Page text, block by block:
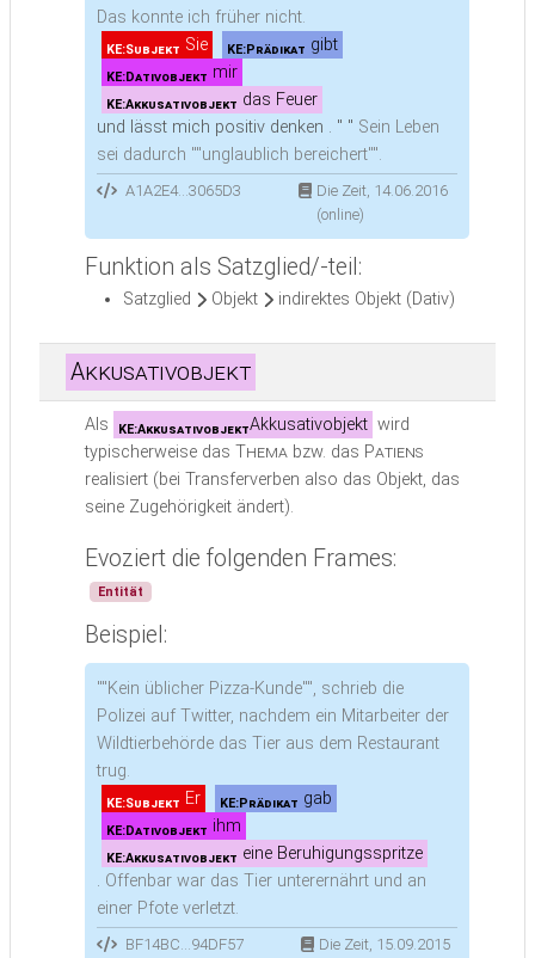
Das konnte ich früher nicht.
KE:Subjekt Sie KE:Prädikat gibt
KE:Dativobjekt mir
KE:Akkusativobjekt das Feuer
und lässt mich positiv denken . " " Sein Leben
sei dadurch ""unglaublich bereichert"".
A1A2E4...3065D3
Die Zeit, 14.06.2016
(online)
Funktion als Satzglied/-teil:
Satzglied Objekt indirektes Objekt (Dativ)
Akkusativobjekt
Als KE:AkkusativobjektAkkusativobjekt wird
typischerweise dasThema bzw. das Patiens
realisiert (bei Transferverben also das Objekt, das
seine Zugehörigkeit ändert).
Evoziert die folgenden Frames:
Entität
Beispiel:
""Kein üblicher Pizza-Kunde"", schrieb die
Polizei auf Twitter, nachdem ein Mitarbeiter der
Wildtierbehörde das Tier aus dem Restaurant
trug.
KE:Subjekt Er KE:Prädikat gab
KE:Dativobjekt ihm
KE:Akkusativobjekt eine Beruhigungsspritze
. Offenbar war das Tier unterernährt und an
einer Pfote verletzt.
BF14BC...94DF57
Die Zeit, 15.09.2015